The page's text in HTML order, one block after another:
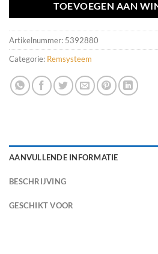
TOEVOEGEN AAN
Artikelnummer: 5392880
Categorie: Remsysteem
AANVULLENDE INFORMATIE
BESCHRIJVING
GESCHIKT VOOR